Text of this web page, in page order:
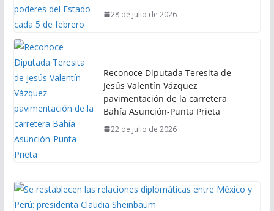
28 de julio de 2026
Reconoce Diputada Teresita de
Jesús Valentín Vázquez
pavimentación de la carretera
Bahía Asunción-Punta Prieta
22 de julio de 2026